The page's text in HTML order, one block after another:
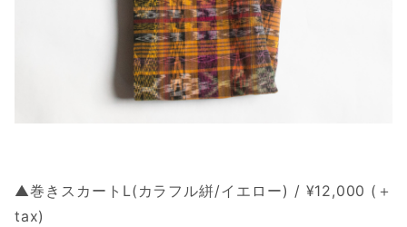
▲巻きスカートL(カラフル絣/イエロー) / ¥12,000 (＋
tax)